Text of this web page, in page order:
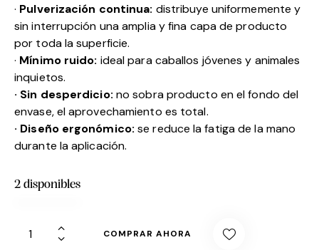
· Pulverización continua: distribuye uniformemente y
sin interrupción una amplia y fina capa de producto
por toda la superficie.
· Mínimo ruido: ideal para caballos jóvenes y animales
inquietos.
· Sin desperdicio: no sobra producto en el fondo del
envase, el aprovechamiento es total.
· Diseño ergonómico: se reduce la fatiga de la mano
durante la aplicación.
2 disponibles
COMPRAR AHORA